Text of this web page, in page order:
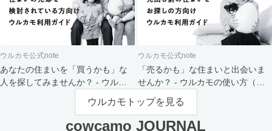
ウルカモ公式note
あなたの住まいを「買うかも」な
人を探してみませんか？ - ウルカ
ウルカモ公式note
「売るかも」な住まいと出会いま
せんか？ - ウルカモの使い方（買
主さま向け）
ウルカモトップを見る
cowcamo JOURNAL